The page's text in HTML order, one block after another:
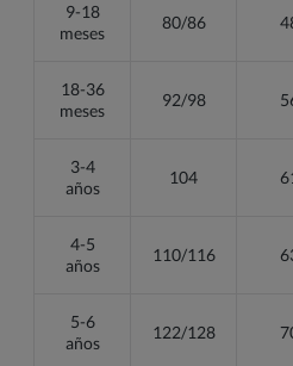
9-18
meses
80/86
18-36
meses
92/98
3-4
años
104
4-5
años
110/116
5-6
años
122/128